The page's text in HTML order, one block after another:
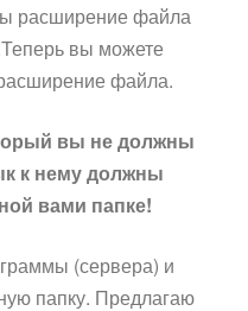
расширение файла
вы можете
файла.
вы не должны
к нему должны
вами папке!
(сервера) и
папку. Предлагаю